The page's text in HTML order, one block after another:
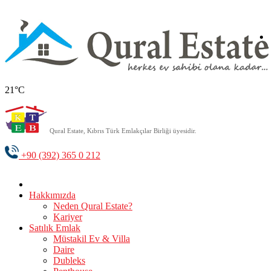
21°C
Qural Estate, Kıbrıs Türk Emlakçılar Birliği üyesidir.
+90 (392) 365 0 212
Hakkımızda
Neden Qural Estate?
Kariyer
Satılık Emlak
Müstakil Ev & Villa
Daire
Dubleks